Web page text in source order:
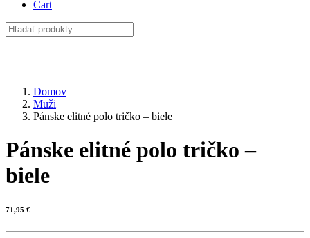
Cart
Domov
Muži
Pánske elitné polo tričko – biele
Pánske elitné polo tričko –
biele
71,95 €